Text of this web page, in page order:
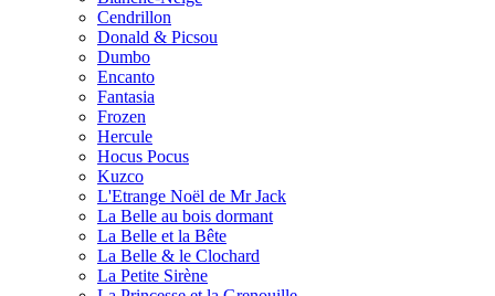
Cendrillon
Donald & Picsou
Dumbo
Encanto
Fantasia
Frozen
Hercule
Hocus Pocus
Kuzco
L'Etrange Noël de Mr Jack
La Belle au bois dormant
La Belle et la Bête
La Belle & le Clochard
La Petite Sirène